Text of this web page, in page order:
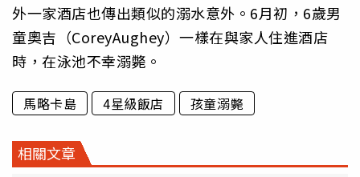
外一家酒店也傳出類似的溺水意外。6月初，6歲男
童奧吉（CoreyAughey）一樣在與家人住進酒店
時，在泳池不幸溺斃。
馬略卡島 4星級飯店 孩童溺斃
相關文章